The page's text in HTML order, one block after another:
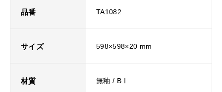
品番 TA1082
サイズ 598×598×20 mm
材質 無釉 / BⅠ